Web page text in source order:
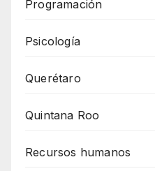
Programación
Psicología
Querétaro
Quintana Roo
Recursos humanos